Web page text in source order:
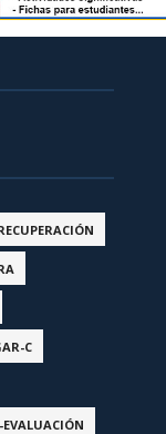
C
EVALUACIÓN